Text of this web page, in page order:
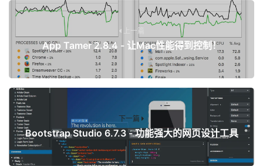
上一篇
App Tamer 2.8.4 - 让Mac性能得到控制！
下一篇
Bootstrap Studio 6.7.3 - 功能强大的网页设计工具